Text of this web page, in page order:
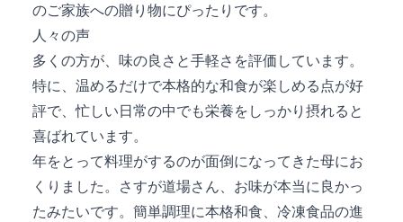
のご家族への贈り物にぴったりです。
人々の声
多くの方が、味の良さと手軽さを評価しています。
特に、温めるだけで本格的な和食が楽しめる点が好
評で、忙しい日常の中でも栄養をしっかり摂れると
喜ばれています。
年をとって料理がするのが面倒になってきた母にお
くりました。さすが道場さん、お味が本当に良かっ
たみたいです。簡単調理に本格和食、冷凍食品の進